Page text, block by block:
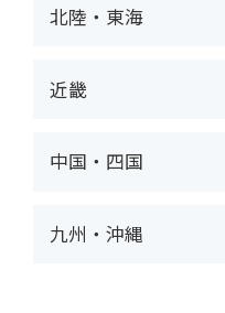
北陸・東海
近畿
中国・四国
九州・沖縄